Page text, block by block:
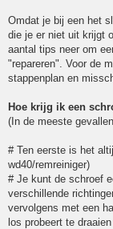
Omdat je bij een het
die je er niet uit krijgt
aantal tips neer om
"repareren". Voor de
stappenplan en
Hoe krijg ik een
(In de meeste
# Ten eerste is het
wd40/remreiniger)
# Je kunt de schroef
verschillende
vervolgens met een
los probeert te